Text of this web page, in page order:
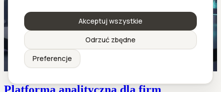
Akceptuj wszystkie
Odrzuć zbędne
Preferencje